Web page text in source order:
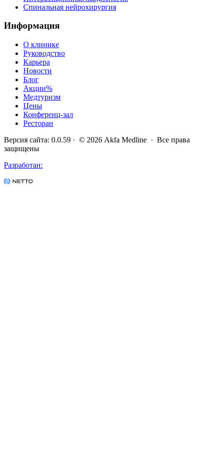
Спинальная нейрохирургия
Информация
О клинике
Руководство
Карьера
Новости
Блог
Акции%
Медтуризм
Цены
Конференц-зал
Ресторан
Версия сайта: 0.0.59 · © 2026 Akfa Medline · Все права
защищены
Разработан: